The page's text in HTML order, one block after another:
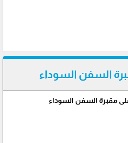
السفن السوداء